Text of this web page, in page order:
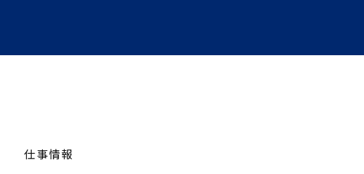
仕事情報